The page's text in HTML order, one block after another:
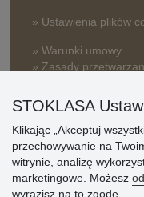
» Ustawienia plików
» Warunki umowy
» Zasady
» Reklamacje
» Dlaczego należy się
» Najczęściej
STOKLASA
Klikając „Akceptuj
przechowywanie na
witrynie, analizę
marketingowe. Możesz
wyrazisz na to zgodę.